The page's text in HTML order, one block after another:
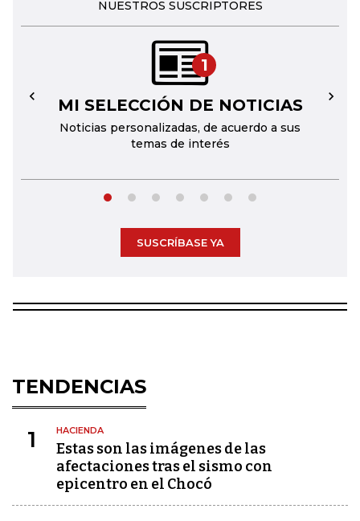
NUESTROS SUSCRIPTORES
1
MI SELECCIÓN DE NOTICIAS
Noticias personalizadas, de acuerdo a sus
temas de interés
← →
SUSCRÍBASE YA
TENDENCIAS
1 HACIENDA
Estas son las imágenes de las
afectaciones tras el sismo con
epicentro en el Chocó